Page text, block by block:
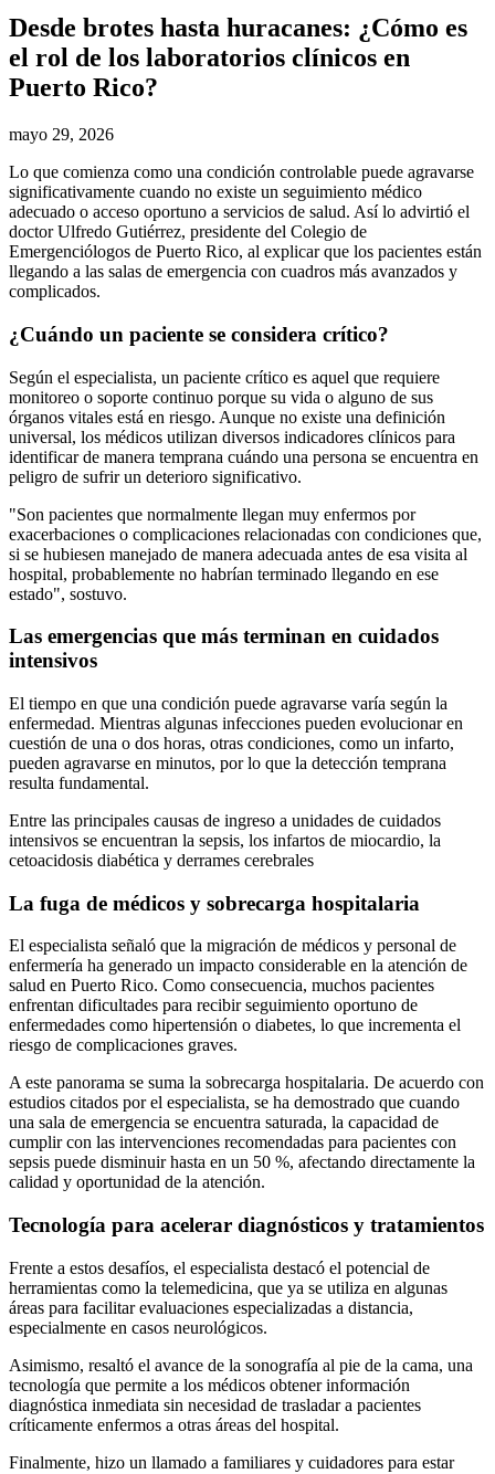
Desde brotes hasta huracanes: ¿Cómo es
el rol de los laboratorios clínicos en
Puerto Rico?
mayo 29, 2026
Lo que comienza como una condición controlable puede agravarse
significativamente cuando no existe un seguimiento médico
adecuado o acceso oportuno a servicios de salud. Así lo advirtió el
doctor Ulfredo Gutiérrez, presidente del Colegio de
Emergenciólogos de Puerto Rico, al explicar que los pacientes están
llegando a las salas de emergencia con cuadros más avanzados y
complicados.
¿Cuándo un paciente se considera crítico?
Según el especialista, un paciente crítico es aquel que requiere
monitoreo o soporte continuo porque su vida o alguno de sus
órganos vitales está en riesgo. Aunque no existe una definición
universal, los médicos utilizan diversos indicadores clínicos para
identificar de manera temprana cuándo una persona se encuentra en
peligro de sufrir un deterioro significativo.
"Son pacientes que normalmente llegan muy enfermos por
exacerbaciones o complicaciones relacionadas con condiciones que,
si se hubiesen manejado de manera adecuada antes de esa visita al
hospital, probablemente no habrían terminado llegando en ese
estado", sostuvo.
Las emergencias que más terminan en cuidados
intensivos
El tiempo en que una condición puede agravarse varía según la
enfermedad. Mientras algunas infecciones pueden evolucionar en
cuestión de una o dos horas, otras condiciones, como un infarto,
pueden agravarse en minutos, por lo que la detección temprana
resulta fundamental.
Entre las principales causas de ingreso a unidades de cuidados
intensivos se encuentran la sepsis, los infartos de miocardio, la
cetoacidosis diabética y derrames cerebrales
La fuga de médicos y sobrecarga hospitalaria
El especialista señaló que la migración de médicos y personal de
enfermería ha generado un impacto considerable en la atención de
salud en Puerto Rico. Como consecuencia, muchos pacientes
enfrentan dificultades para recibir seguimiento oportuno de
enfermedades como hipertensión o diabetes, lo que incrementa el
riesgo de complicaciones graves.
A este panorama se suma la sobrecarga hospitalaria. De acuerdo con
estudios citados por el especialista, se ha demostrado que cuando
una sala de emergencia se encuentra saturada, la capacidad de
cumplir con las intervenciones recomendadas para pacientes con
sepsis puede disminuir hasta en un 50 %, afectando directamente la
calidad y oportunidad de la atención.
Tecnología para acelerar diagnósticos y tratamientos
Frente a estos desafíos, el especialista destacó el potencial de
herramientas como la telemedicina, que ya se utiliza en algunas
áreas para facilitar evaluaciones especializadas a distancia,
especialmente en casos neurológicos.
Asimismo, resaltó el avance de la sonografía al pie de la cama, una
tecnología que permite a los médicos obtener información
diagnóstica inmediata sin necesidad de trasladar a pacientes
críticamente enfermos a otras áreas del hospital.
Finalmente, hizo un llamado a familiares y cuidadores para estar